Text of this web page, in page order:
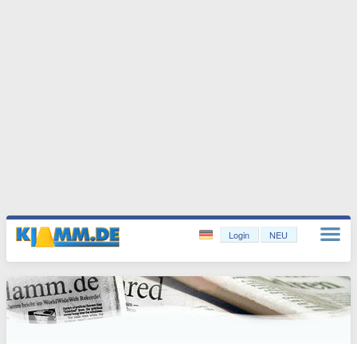
Login NEU